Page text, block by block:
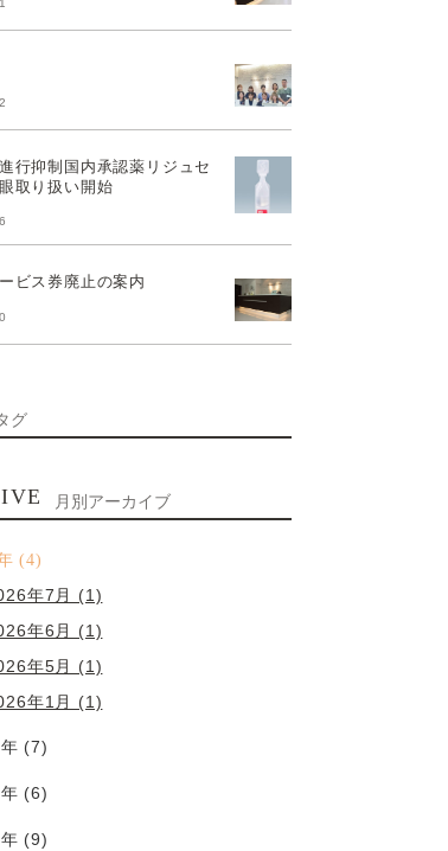
行抑制国内承認薬リジュセ
取り扱い開始
ビス券廃止の案内
グ
月別アーカイブ
(4)
年7月 (1)
年6月 (1)
年5月 (1)
年1月 (1)
(7)
(6)
(9)